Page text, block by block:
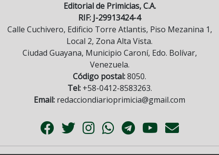
Editorial de Primicias, C.A.
RIF: J-29913424-4
Calle Cuchivero, Edificio Torre Atlantis, Piso Mezanina 1,
Local 2, Zona Alta Vista.
Ciudad Guayana, Municipio Caroní, Edo. Bolívar,
Venezuela.
Código postal:8050.
Tel:+58-0412-8583263.
Email: redacciondiarioprimicia@gmail.com